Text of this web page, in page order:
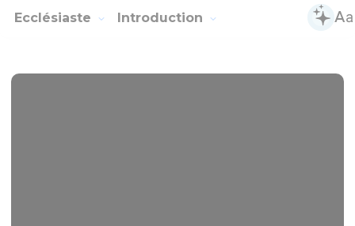
Ecclésiaste Introduction